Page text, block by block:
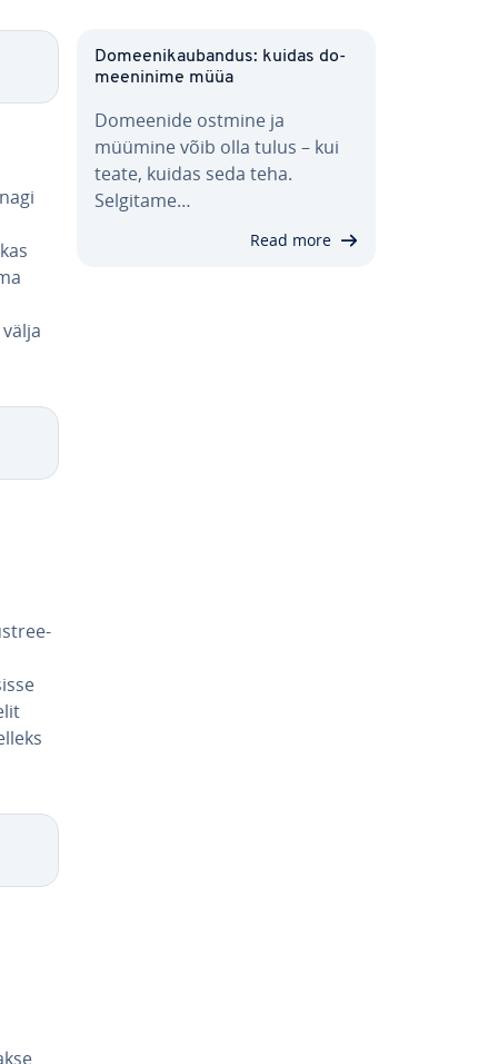
Do­mee­ni­kau­ban­dus: kuidas do­
mee­ninime müüa
Domeenide ostmine ja
müümine võib olla tulus – kui
teate, kuidas seda teha.
Selgitame…
Read more